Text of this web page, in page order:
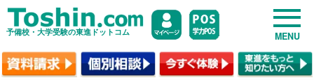
予備校・大学受験の東進ドットコム MENU